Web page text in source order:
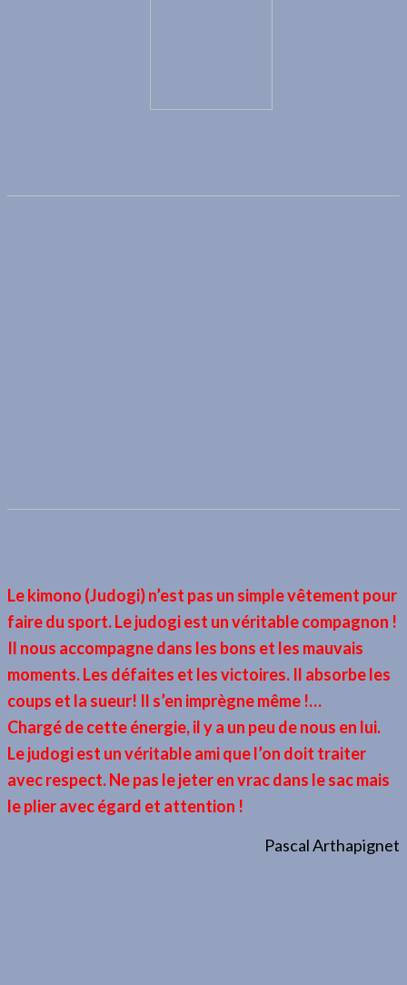
Le kimono (Judogi) n’est pas un simple vêtement pour
faire du sport. Le judogi est un véritable compagnon !
Il nous accompagne dans les bons et les mauvais
moments. Les défaites et les victoires. Il absorbe les
coups et la sueur! Il s’en imprègne même !…
Chargé de cette énergie, il y a un peu de nous en lui.
Le judogi est un véritable ami que l’on doit traiter
avec respect. Ne pas le jeter en vrac dans le sac mais
le plier avec égard et attention !
Pascal Arthapignet